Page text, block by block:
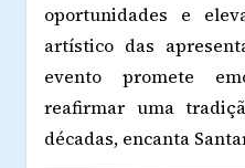
oportunidades e
artístico das
evento promete
reafirmar uma
décadas, encanta